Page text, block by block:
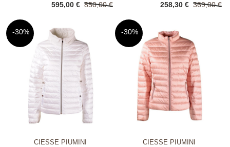
850,00 €
595,00 €
Grigio
369,00 €
258,30 €
-30%
CIESSE PIUMINI
-30%
CIESSE PIUMINI